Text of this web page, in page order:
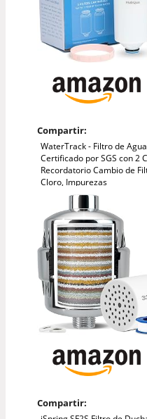
Compartir:
WaterTrack - Filtro de
Certificado por SGS con 2
Recordatorio Cambio de
Cloro, Impurezas
Compartir: